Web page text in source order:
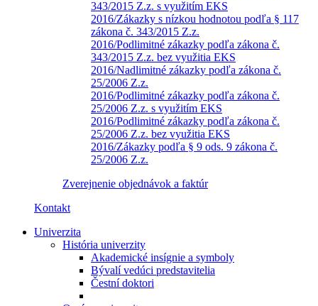
343/2015 Z.z. s využitím EKS
2016/Zákazky s nízkou hodnotou podľa § 117
zákona č. 343/2015 Z.z.
2016/Podlimitné zákazky podľa zákona č.
343/2015 Z.z. bez využitia EKS
2016/Nadlimitné zákazky podľa zákona č.
25/2006 Z.z.
2016/Podlimitné zákazky podľa zákona č.
25/2006 Z.z. s využitím EKS
2016/Podlimitné zákazky podľa zákona č.
25/2006 Z.z. bez využitia EKS
2016/Zákazky podľa § 9 ods. 9 zákona č.
25/2006 Z.z.
Zverejnenie objednávok a faktúr
Kontakt
Univerzita
História univerzity
Akademické insígnie a symboly
Bývalí vedúci predstavitelia
Čestní doktori